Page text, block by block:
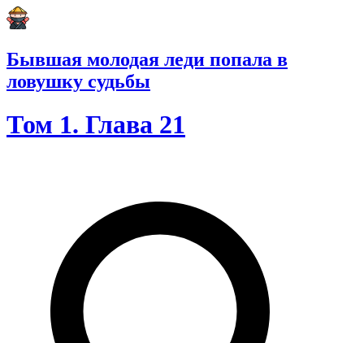
Бывшая молодая леди попала в
ловушку судьбы
Том 1. Глава 21